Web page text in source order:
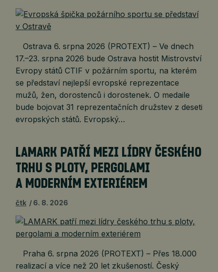
Ostrava 6. srpna 2026 (PROTEXT) – Ve dnech
17.–23. srpna 2026 bude Ostrava hostit Mistrovství
Evropy států CTIF v požárním sportu, na kterém
se představí nejlepší evropské reprezentace
mužů, žen, dorostenců i dorostenek. O medaile
bude bojovat 31 reprezentačních družstev z deseti
evropských států. Evropský…
LAMARK PATŘÍ MEZI LÍDRY ČESKÉHO
TRHU S PLOTY, PERGOLAMI
A MODERNÍM EXTERIÉREM
čtk 6. 8. 2026
Praha 6. srpna 2026 (PROTEXT) – Přes 18.000
realizací a více než 20 let zkušeností. Český